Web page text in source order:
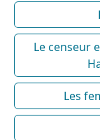
Le censeur
Les